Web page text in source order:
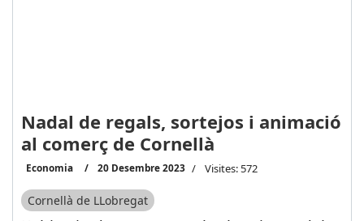
Nadal de regals, sortejos i animació
al comerç de Cornellà
Economia 20 Desembre 2023 Visites: 572
Cornellà de LLobregat